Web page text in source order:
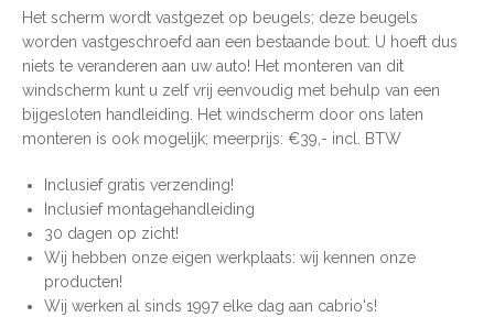
Het scherm wordt vastgezet op beugels; deze beugels
worden vastgeschroefd aan een bestaande bout. U hoeft dus
niets te veranderen aan uw auto! Het monteren van dit
windscherm kunt u zelf vrij eenvoudig met behulp van een
bijgesloten handleiding. Het windscherm door ons laten
monteren is ook mogelijk; meerprijs: €39,- incl. BTW
Inclusief gratis verzending!
Inclusief montagehandleiding
30 dagen op zicht!
Wij hebben onze eigen werkplaats: wij kennen onze
producten!
Wij werken al sinds 1997 elke dag aan cabrio's!